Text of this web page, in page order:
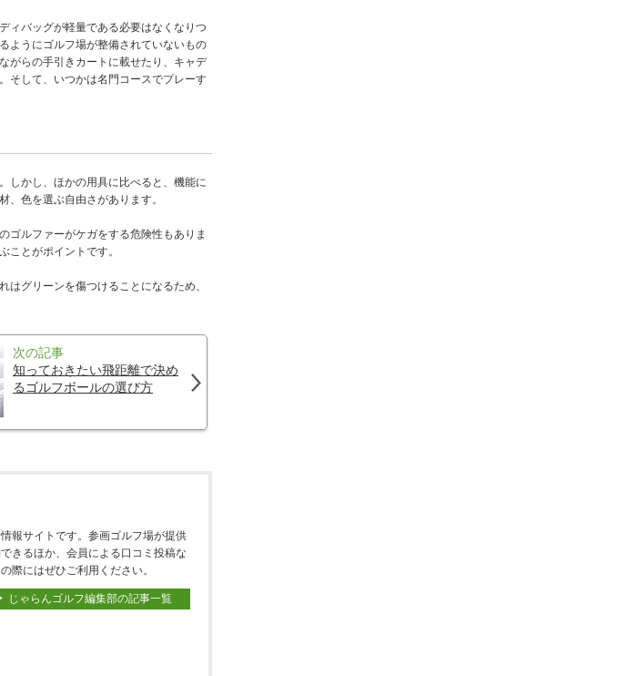
ィバッグが軽量である必要はなくなりつ
ようにゴルフ場が整備されていないもの
がらの手引きカートに載せたり、キャデ
そして、いつかは名門コースでプレーす
しかし、ほかの用具に比べると、機能に
色を選ぶ自由さがあります。
ゴルファーがケガをする危険性もありま
ことがポイントです。
グリーンを傷つけることになるため、
次の記事
知っておきたい飛距離で決め
るゴルフボールの選び方
報サイトです。参画ゴルフ場が提供
きるほか、会員による口コミ投稿な
際にはぜひご利用ください。
じゃらんゴルフ編集部の記事一覧